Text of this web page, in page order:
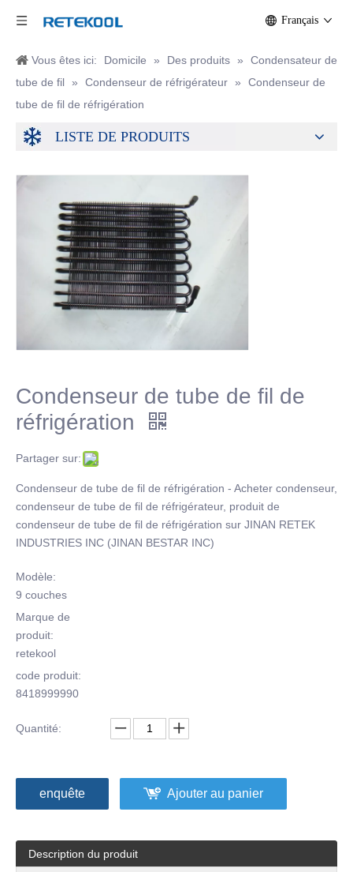
Français
Vous êtes ici: Domicile » Des produits »
Condensateur de
tube de fil » Condenseur de réfrigérateur »
Condenseur de
tube de fil de réfrigération
LISTE DE PRODUITS
Condenseur de tube de fil de
réfrigération
Partager sur:
Condenseur de tube de fil de réfrigération - Acheter condenseur,
condenseur de tube de fil de réfrigérateur, produit de
condenseur de tube de fil de réfrigération sur JINAN RETEK
INDUSTRIES INC (JINAN BESTAR INC)
Modèle:
9 couches
Marque de
produit:
retekool
code produit:
8418999990
Quantité:
enquête Ajouter au panier
Description du produit